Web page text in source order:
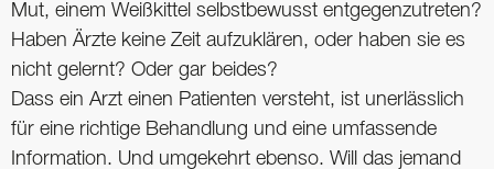
Mut, einem Weißkittel selbstbewusst entgegenzutreten?
Haben Ärzte keine Zeit aufzuklären, oder haben sie es
nicht gelernt? Oder gar beides?
Dass ein Arzt einen Patienten versteht, ist ­unerlässlich
für eine richtige Behandlung und eine umfassende
Information. Und umgekehrt ebenso. Will das jemand